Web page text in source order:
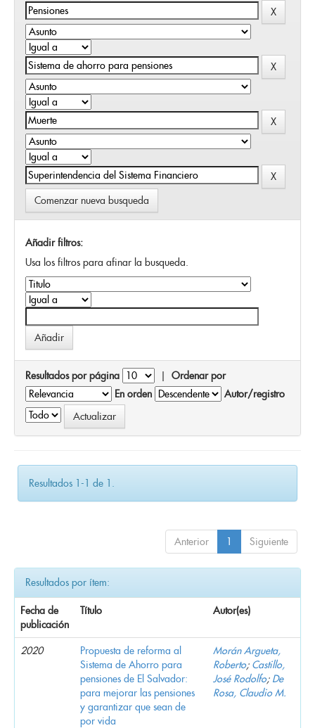
Comenzar nueva busqueda
Añadir filtros:
Usa los filtros para afinar la busqueda.
Resultados por página | Ordenar por
En orden
Autor/registro
Resultados 1-1 de 1.
Anterior 1 Siguiente
Resultados por ítem:
Fecha de
publicación
Título Autor(es)
2020
Propuesta de reforma al
Sistema de Ahorro para
pensiones de El Salvador:
para mejorar las pensiones
y garantizar que sean de
por vida
Morán Argueta,
Roberto; Castillo,
José Rodolfo; De
Rosa, Claudio M.